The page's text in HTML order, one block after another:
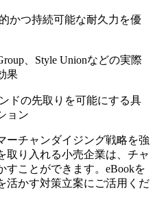
かつ持続可能な耐久力を優
、Style Unionなどの実際
果
ドの先取りを可能にする具
ョン
ーチャンダイジング戦略を強
取り入れる小売企業は、チャ
すことができます。eBookを
活かす対策立案にご活用くだ